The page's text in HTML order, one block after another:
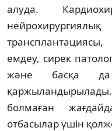
алуда.
емдеу, сирек
және басқа
болмаған
отбасылар үшін